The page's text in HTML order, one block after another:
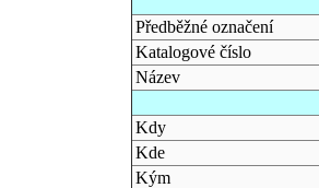
Předběžné označení
Katalogové číslo
Název
Kdy
Kde
Kým